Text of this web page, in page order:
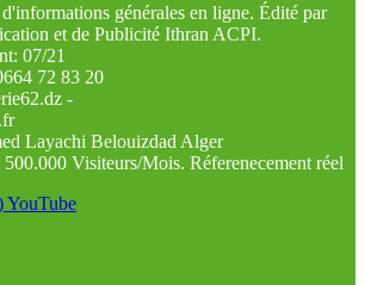
générales en ligne. Édité par
et de Publicité Ithran ACPI.
07/21
72 83 20
-
Layachi Belouizdad Alger
Visiteurs/Mois. Réferenecement réel
YouTube